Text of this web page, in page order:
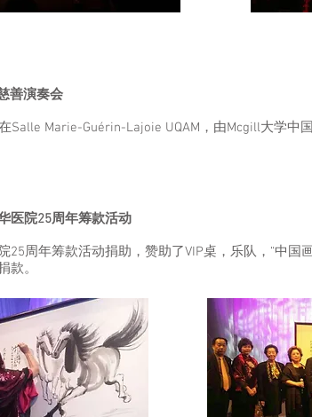
善演奏会
Salle Marie-Guérin-Lajoie UQAM，由Mcgill大学中
医院25周年筹款活动
25周年筹款活动捐助，赞助了VIP桌，乐队，“中国
款。